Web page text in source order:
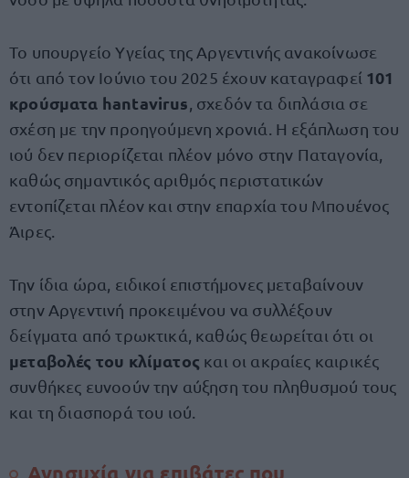
Το υπουργείο Υγείας της Αργεντινής ανακοίνωσε
ότι από τον Ιούνιο του 2025 έχουν καταγραφεί 101
κρούσματα hantavirus , σχεδόν τα διπλάσια σε
σχέση με την προηγούμενη χρονιά. Η εξάπλωση του
ιού δεν περιορίζεται πλέον μόνο στην Παταγονία,
καθώς σημαντικός αριθμός περιστατικών
εντοπίζεται πλέον και στην επαρχία του Μπουένος
Άιρες.
Την ίδια ώρα, ειδικοί επιστήμονες μεταβαίνουν
στην Αργεντινή προκειμένου να συλλέξουν
δείγματα από τρωκτικά, καθώς θεωρείται ότι οι
μεταβολές του κλίματος και οι ακραίες καιρικές
συνθήκες ευνοούν την αύξηση του πληθυσμού τους
και τη διασπορά του ιού.
Ανησυχία για επιβάτες που